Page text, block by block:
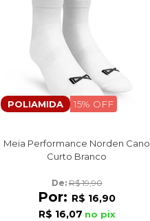
POLIAMIDA 15% OFF
Meia Performance Norden Cano
Curto Branco
De: R$ 19,90
Por: R$ 16,90
R$ 16,07 no pix